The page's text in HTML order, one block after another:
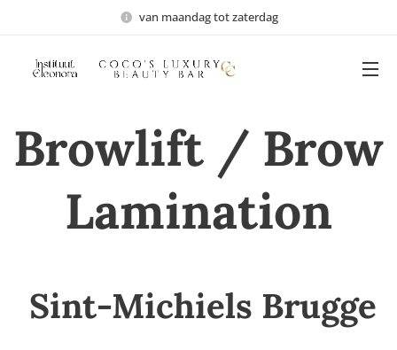
van maandag tot zaterdag
Browlift / Brow
Lamination
Sint-Michiels Brugge